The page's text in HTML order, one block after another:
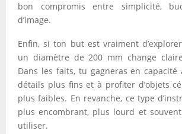
bon compromis entre simplicité,
d’image.
Enfin, si ton but est vraiment
un diamètre de 200 mm change
Dans les faits, tu gagneras en
détails plus fins et à profiter d’objets
plus faibles. En revanche, ce type
plus encombrant, plus lourd et
utiliser.